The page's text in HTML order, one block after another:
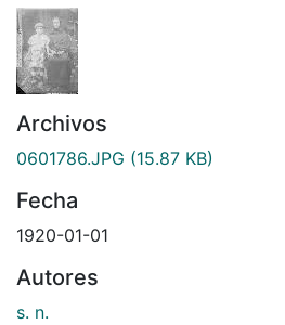
Archivos
0601786.JPG (15.87 KB)
Fecha
1920-01-01
Autores
s. n.